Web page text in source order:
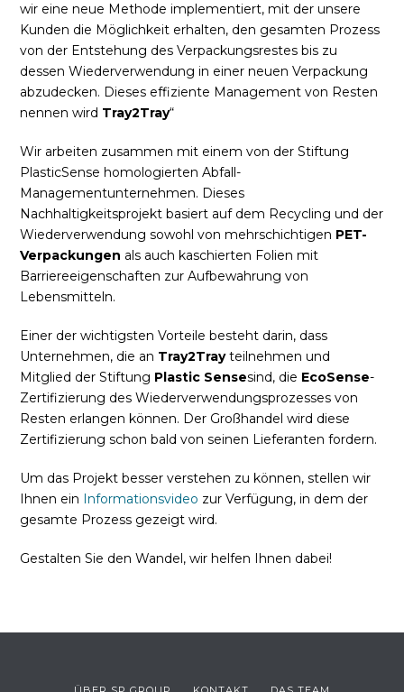
wir eine neue Methode implementiert, mit der unsere
Kunden die Möglichkeit erhalten, den gesamten Prozess
von der Entstehung des Verpackungsrestes bis zu
dessen Wiederverwendung in einer neuen Verpackung
abzudecken. Dieses effiziente Management von Resten
nennen wird Tray2Tray“
Wir arbeiten zusammen mit einem von der Stiftung
PlasticSense homologierten Abfall-
Managementunternehmen. Dieses
Nachhaltigkeitsprojekt basiert auf dem Recycling und der
Wiederverwendung sowohl von mehrschichtigen PET-
Verpackungen als auch kaschierten Folien mit
Barriereeigenschaften zur Aufbewahrung von
Lebensmitteln.
Einer der wichtigsten Vorteile besteht darin, dass
Unternehmen, die an Tray2Trayteilnehmen und
Mitglied der Stiftung Plastic Sensesind, die EcoSense-
Zertifizierung des Wiederverwendungsprozesses von
Resten erlangen können. Der Großhandel wird diese
Zertifizierung schon bald von seinen Lieferanten fordern.
Um das Projekt besser verstehen zu können, stellen wir
Ihnen ein Informationsvideo zur Verfügung, in dem der
gesamte Prozess gezeigt wird.
Gestalten Sie den Wandel, wir helfen Ihnen dabei!